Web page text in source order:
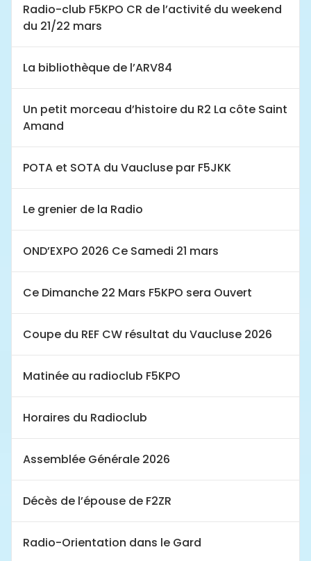
Radio-club F5KPO CR de l’activité du weekend
du 21/22 mars
La bibliothèque de l’ARV84
Un petit morceau d’histoire du R2 La côte Saint
Amand
POTA et SOTA du Vaucluse par F5JKK
Le grenier de la Radio
OND’EXPO 2026 Ce Samedi 21 mars
Ce Dimanche 22 Mars F5KPO sera Ouvert
Coupe du REF CW résultat du Vaucluse 2026
Matinée au radioclub F5KPO
Horaires du Radioclub
Assemblée Générale 2026
Décès de l’épouse de F2ZR
Radio-Orientation dans le Gard